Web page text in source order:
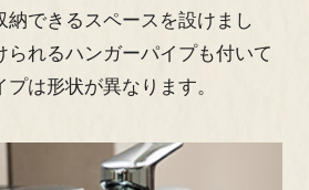
納できるスペースを設けまし
られるハンガーパイプも付いて
は形状が異なります。